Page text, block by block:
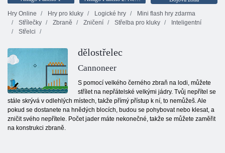
Hry Online
Hry pro kluky Logické hry
Mini flash hry zdarma
Střílečky
Zbraně Zničení Střelba pro kluky
Inteligentní
Střelci
dělostřelec
Cannoneer
S pomocí velkého černého zbraň na lodi, můžete
střílet na nepřátelské velkými jádry. Tvůj nepřítel se
stále skrývá v odlehlých místech, takže přímý přístup k ní, to nemůžeš. Ale
pokud se dostanete na hnědých blocích, budou se pohybovat nebo klesat, a
zničit svého nepřítele. Počet jader máte nekonečné, takže se můžete zaměřit
na konstrukci zbraně.